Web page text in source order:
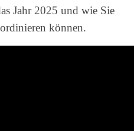
Jahr 2025 und wie Sie
können.